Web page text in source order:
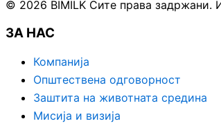
© 2026 BIMILK Сите права задржани.
ЗА НАС
Компанија
Општествена одговорност
Заштита на животната средина
Мисија и визија